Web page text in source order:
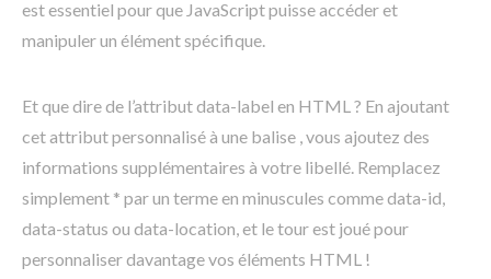
est essentiel pour que JavaScript puisse accéder et
manipuler un élément spécifique.
Et que dire de l’attribut data-label en HTML ? En ajoutant
cet attribut personnalisé à une balise , vous ajoutez des
informations supplémentaires à votre libellé. Remplacez
simplement * par un terme en minuscules comme data-id,
data-status ou data-location, et le tour est joué pour
personnaliser davantage vos éléments HTML !